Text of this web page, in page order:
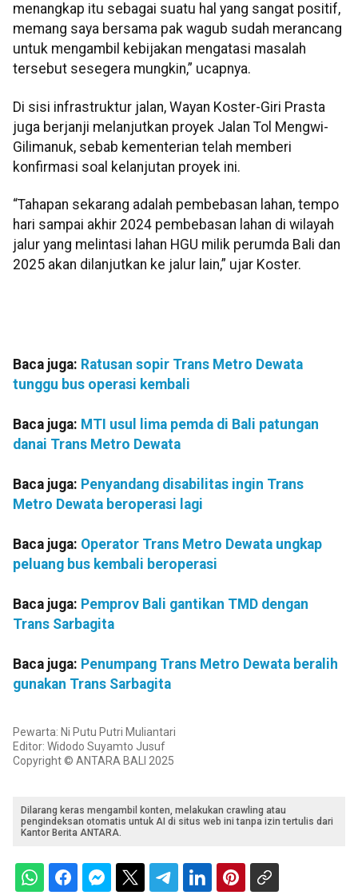
menangkap itu sebagai suatu hal yang sangat positif,
memang saya bersama pak wagub sudah merancang
untuk mengambil kebijakan mengatasi masalah
tersebut sesegera mungkin,” ucapnya.
Di sisi infrastruktur jalan, Wayan Koster-Giri Prasta
juga berjanji melanjutkan proyek Jalan Tol Mengwi-
Gilimanuk, sebab kementerian telah memberi
konfirmasi soal kelanjutan proyek ini.
“Tahapan sekarang adalah pembebasan lahan, tempo
hari sampai akhir 2024 pembebasan lahan di wilayah
jalur yang melintasi lahan HGU milik perumda Bali dan
2025 akan dilanjutkan ke jalur lain,” ujar Koster.
Baca juga: Ratusan sopir Trans Metro Dewata
tunggu bus operasi kembali
Baca juga: MTI usul lima pemda di Bali patungan
danai Trans Metro Dewata
Baca juga: Penyandang disabilitas ingin Trans
Metro Dewata beroperasi lagi
Baca juga: Operator Trans Metro Dewata ungkap
peluang bus kembali beroperasi
Baca juga: Pemprov Bali gantikan TMD dengan
Trans Sarbagita
Baca juga: Penumpang Trans Metro Dewata beralih
gunakan Trans Sarbagita
Pewarta: Ni Putu Putri Muliantari
Editor: Widodo Suyamto Jusuf
Copyright © ANTARA BALI 2025
Dilarang keras mengambil konten, melakukan crawling atau
pengindeksan otomatis untuk AI di situs web ini tanpa izin tertulis dari
Kantor Berita ANTARA.